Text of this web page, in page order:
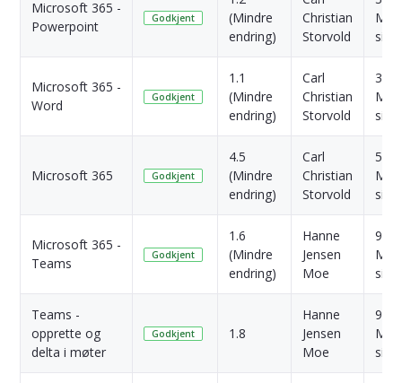
Microsoft 365 -
Powerpoint
Godkjent
(Mindre
endring)
Christian
Storvold
Microsoft 365 -
Word
Godkjent
1.1
(Mindre
endring)
Carl
Christian
Storvold
3
Microsoft 365 Godkjent
4.5
(Mindre
endring)
Carl
Christian
Storvold
5
Microsoft 365 -
Teams
Godkjent
1.6
(Mindre
endring)
Hanne
Jensen
Moe
9
Teams -
opprette og
delta i møter
Godkjent 1.8
Hanne
Jensen
Moe
9